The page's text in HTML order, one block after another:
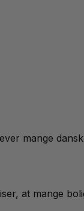
mange
at mange